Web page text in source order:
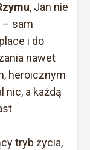
, Jan nie
– sam
i do
nawet
heroicznym
nic, a każdą
tryb życia,